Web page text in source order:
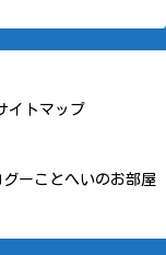
イトマップ
ーことへいのお部屋